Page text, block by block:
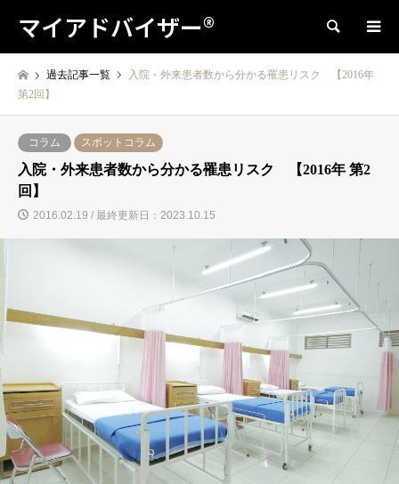
マイアドバイザー® 検索
過去記事一覧
入院・外来患者数から分かる罹患リスク 【2016年
第2回】
コラム スポットコラム
入院・外来患者数から分かる罹患リスク 【2016年 第2
回】
2016.02.19 / 最終更新日：2023.10.15